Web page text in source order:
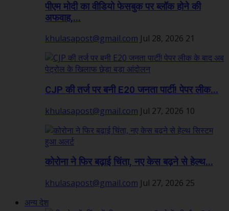
पीएम मोदी का वीडियो फेसबुक पर ब्लॉक होने की
अफवाह,...
khulasapost@gmail.com Jul 28, 2026 21
CJP की तर्ज पर बनी E20 जनता पार्टी! पेपर लीक...
khulasapost@gmail.com Jul 27, 2026 10
कोरोना ने फिर बढ़ाई चिंता, नए केस बढ़ने से हेल्थ...
khulasapost@gmail.com Jul 27, 2026 25
अन्य देश